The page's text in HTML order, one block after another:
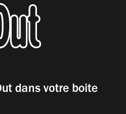
dans votre boite